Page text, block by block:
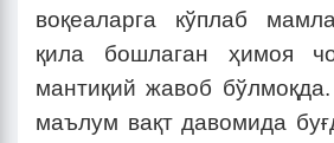
воқеаларга кўплаб
қила бошлаган ҳимоя
мантиқий жавоб
маълум вақт давомида